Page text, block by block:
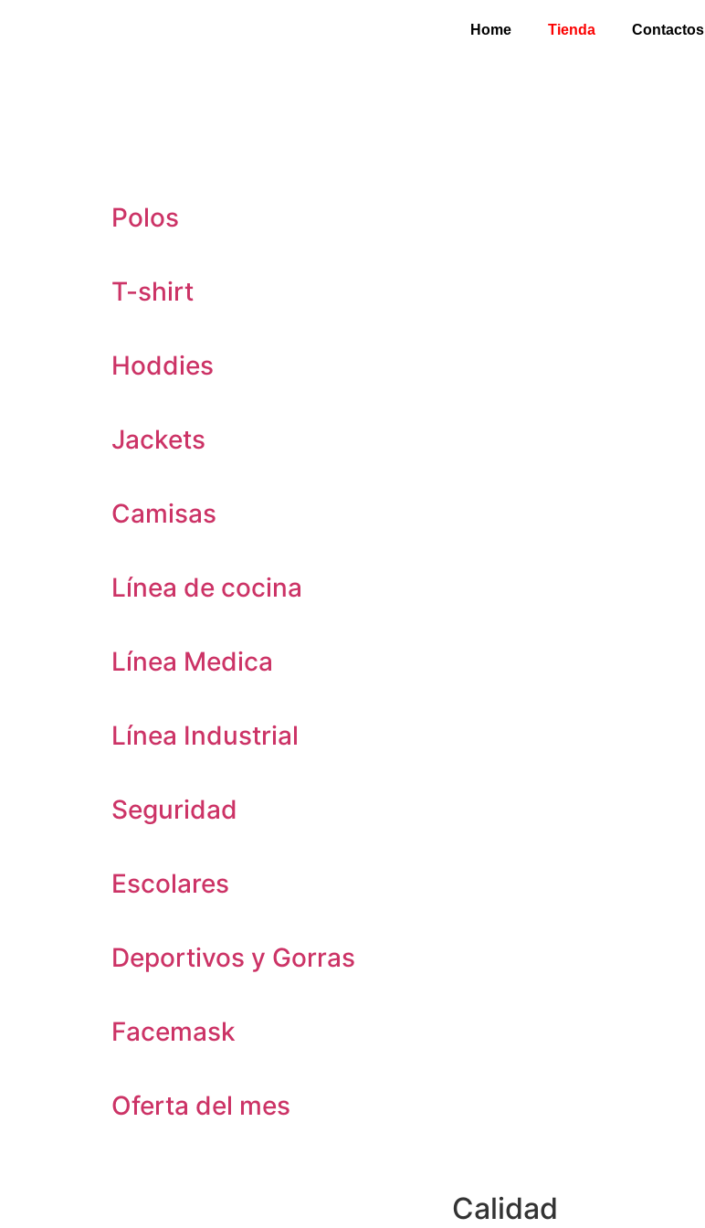
Home Tienda Contactos
Polos
T-shirt
Hoddies
Jackets
Camisas
Línea de cocina
Línea Medica
Línea Industrial
Seguridad
Escolares
Deportivos y Gorras
Facemask
Oferta del mes
Calidad